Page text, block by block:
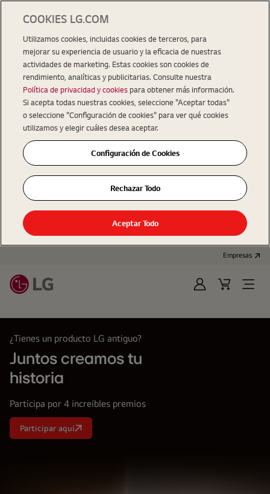
Empresas
IniciarCart
Open
¿Tienes un producto LG antiguo?
Juntos creamos tu
historia
Participa por 4 increíbles premios
Juntos
creamos
Participar aquí
COOKIES LG.COM
Utilizamos cookies, incluidas cookies de terceros, para
mejorar su experiencia de usuario y la eficacia de nuestras
actividades de marketing. Estas cookies son cookies de
rendimiento, analíticas y publicitarias. Consulte nuestra
Política de privacidad y cookiespara obtener más información.
Si acepta todas nuestras cookies, seleccione "Aceptar todas"
o seleccione "Configuración de cookies" para ver qué cookies
utilizamos y elegir cuáles desea aceptar.
Configuración de Cookies
Rechazar Todo
Aceptar Todo